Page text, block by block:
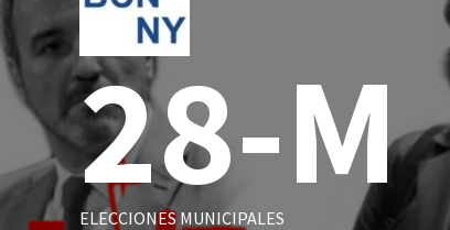
28-M
ELECCIONES MUNICIPALES